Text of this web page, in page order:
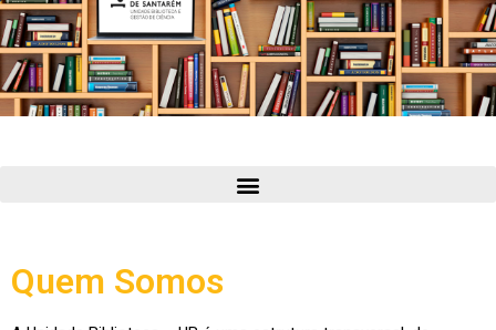
Quem Somos